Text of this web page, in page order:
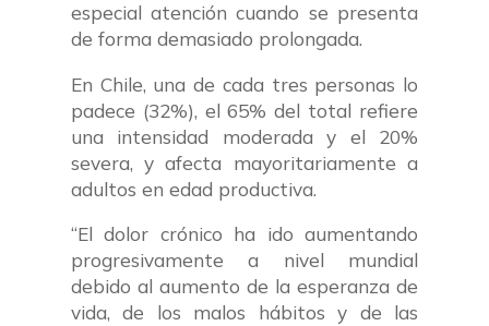
especial atención cuando se presenta
de forma demasiado prolongada.
En Chile, una de cada tres personas lo
padece (32%), el 65% del total refiere
una intensidad moderada y el 20%
severa, y afecta mayoritariamente a
adultos en edad productiva.
“El dolor crónico ha ido aumentando
progresivamente a nivel mundial
debido al aumento de la esperanza de
vida, de los malos hábitos y de las